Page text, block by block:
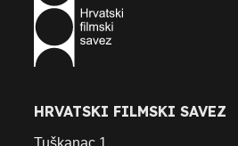
HRVATSKI FILMSKI SAVEZ